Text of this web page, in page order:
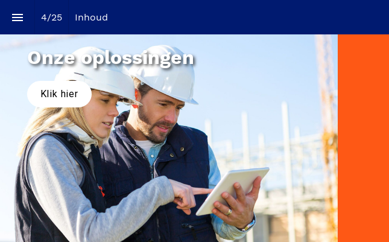
4/25 Inhoud
Onze oplossingen
Klik hier